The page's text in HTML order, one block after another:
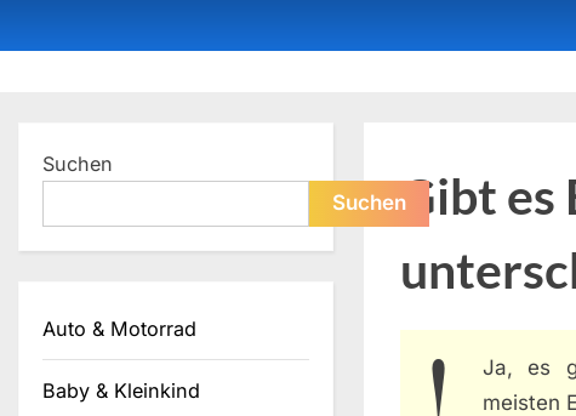
to
Gibt es
Ja, es
meisten
Suchen
Suchen
Auto & Motorrad
Baby & Kleinkind